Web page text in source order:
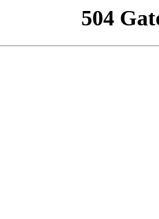
504